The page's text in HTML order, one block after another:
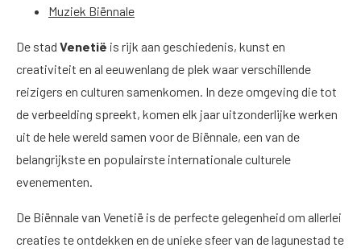
Muziek Biënnale
De stad Venetië is rijk aan geschiedenis, kunst en
creativiteit en al eeuwenlang de plek waar verschillende
reizigers en culturen samenkomen. In deze omgeving die tot
de verbeelding spreekt, komen elk jaar uitzonderlijke werken
uit de hele wereld samen voor de Biënnale, een van de
belangrijkste en populairste internationale culturele
evenementen.
De Biënnale van Venetië is de perfecte gelegenheid om allerlei
creaties te ontdekken en de unieke sfeer van de lagunestad te